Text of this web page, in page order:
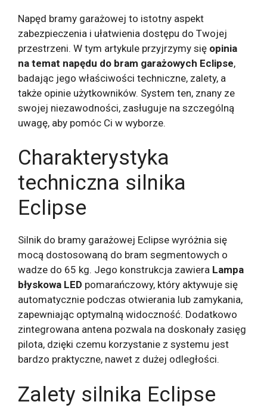
Napęd bramy garażowej to istotny aspekt
zabezpieczenia i ułatwienia dostępu do Twojej
przestrzeni. W tym artykule przyjrzymy się opinia
na temat napędu do bram garażowych Eclipse,
badając jego właściwości techniczne, zalety, a
także opinie użytkowników. System ten, znany ze
swojej niezawodności, zasługuje na szczególną
uwagę, aby pomóc Ci w wyborze.
Charakterystyka
techniczna silnika
Eclipse
Silnik do bramy garażowej Eclipse wyróżnia się
mocą dostosowaną do bram segmentowych o
wadze do 65 kg. Jego konstrukcja zawiera Lampa
błyskowa LED pomarańczowy, który aktywuje się
automatycznie podczas otwierania lub zamykania,
zapewniając optymalną widoczność. Dodatkowo
zintegrowana antena pozwala na doskonały zasięg
pilota, dzięki czemu korzystanie z systemu jest
bardzo praktyczne, nawet z dużej odległości.
Zalety silnika Eclipse